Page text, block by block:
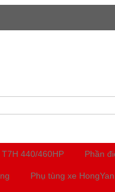
440/460HP Phần
Phụ tùng xe HongYan